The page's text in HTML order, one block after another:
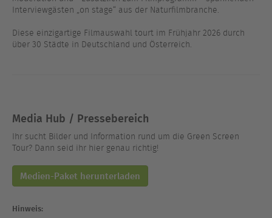
Interviewgästen „on stage“ aus der Naturfilmbranche.
Diese einzigartige Filmauswahl tourt im Frühjahr 2026 durch
über 30 Städte in Deutschland und Österreich.
Media Hub / Pressebereich
Ihr sucht Bilder und Information rund um die Green Screen
Tour? Dann seid ihr hier genau richtig!
Medien-Paket herunterladen
Hinweis: